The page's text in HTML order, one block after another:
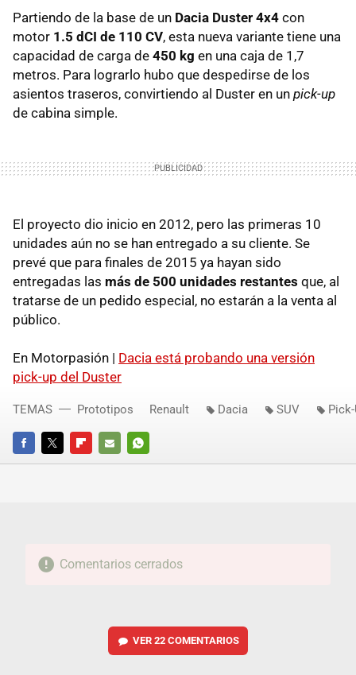
Partiendo de la base de un Dacia Duster 4x4 con
motor 1.5 dCI de 110 CV, esta nueva variante tiene una
capacidad de carga de 450 kg en una caja de 1,7
metros. Para lograrlo hubo que despedirse de los
asientos traseros, convirtiendo al Duster en un pick-up
de cabina simple.
El proyecto dio inicio en 2012, pero las primeras 10
unidades aún no se han entregado a su cliente. Se
prevé que para finales de 2015 ya hayan sido
entregadas las más de 500 unidades restantes que, al
tratarse de un pedido especial, no estarán a la venta al
público.
En Motorpasión | Dacia está probando una versión
pick-up del Duster
FACEBOOKTWITTERFLIPBOARD
E-
WHATSAPP
TEMAS Prototipos Renault Dacia SUV
Comentarios cerrados
VER 22 COMENTARIOS